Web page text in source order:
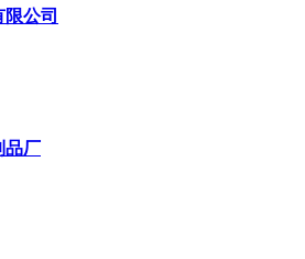
公司
品厂